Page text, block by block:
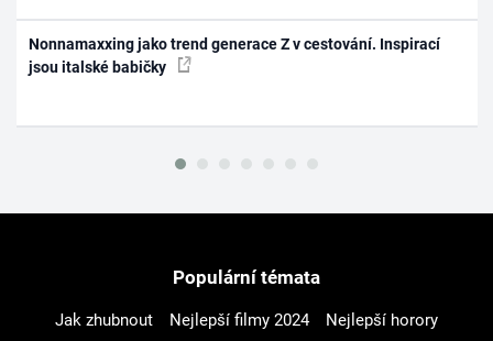
Nonnamaxxing jako trend generace Z v cestování. Inspirací
jsou italské babičky
Populární témata
Jak zhubnout Nejlepší filmy 2024
Nejlepší horory